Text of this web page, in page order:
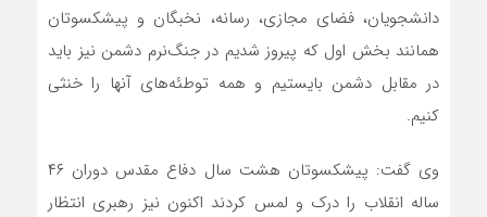
دانشجویان، فضای مجازی، رسانه، نخبگان و پیشکسوتان
همانند بخش اول که پیروز شدیم در جنگ‌نرم دشمن نیز باید
در مقابل دشمن بایستیم و همه توطئه‌های آنها را خنثی
کنیم.
وی گفت: پیشکسوتان هشت سال دفاع مقدس دوران ۴۶
ساله انقلاب را درک و لمس کردند اکنون نیز رهبری انتظار